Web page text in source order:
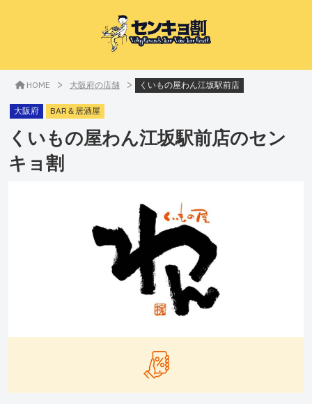
HOME > 大阪府の店舗 > くいもの屋わん江坂駅前店
大阪府 BAR＆居酒屋
くいもの屋わん江坂駅前店のセン
キョ割